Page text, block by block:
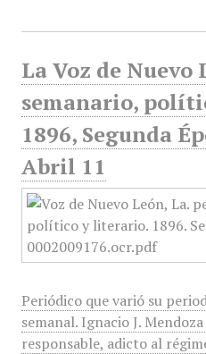
La Voz de Nuevo
semanario,
1896, Segunda
Abril 11
Periódico que varió su
semanal. Ignacio J.
responsable, adicto al